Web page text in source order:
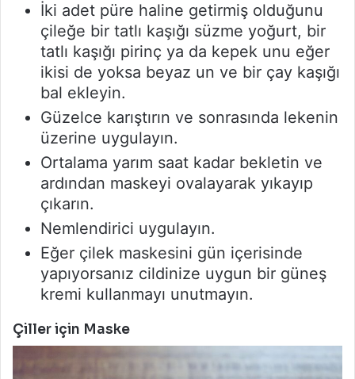
İki adet püre haline getirmiş olduğunu
çileğe bir tatlı kaşığı süzme yoğurt, bir
tatlı kaşığı pirinç ya da kepek unu eğer
ikisi de yoksa beyaz un ve bir çay kaşığı
bal ekleyin.
Güzelce karıştırın ve sonrasında lekenin
üzerine uygulayın.
Ortalama yarım saat kadar bekletin ve
ardından maskeyi ovalayarak yıkayıp
çıkarın.
Nemlendirici uygulayın.
Eğer çilek maskesini gün içerisinde
yapıyorsanız cildinize uygun bir güneş
kremi kullanmayı unutmayın.
Çiller için Maske